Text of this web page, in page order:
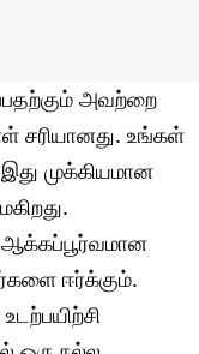
அவற்றை
சரியானது. உங்கள்
முக்கியமான
ஈர்க்கும்.